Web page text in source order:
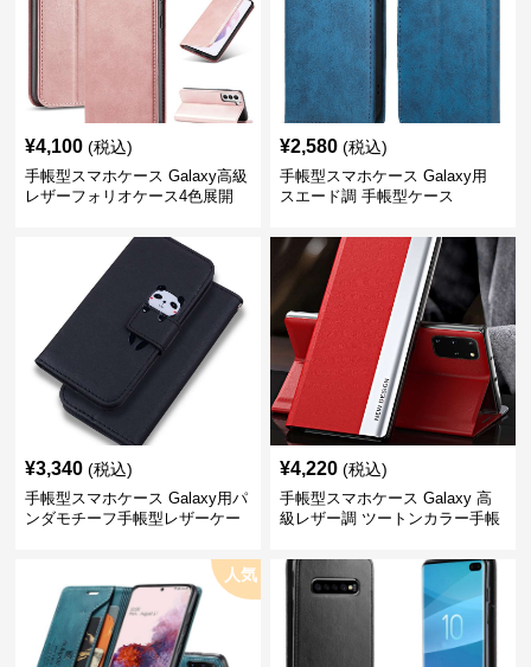
¥4,100 (税込)
手帳型スマホケース Galaxy高級
レザーフォリオケース4色展開
¥2,580 (税込)
手帳型スマホケース Galaxy用
スエード調 手帳型ケース
¥3,340 (税込)
手帳型スマホケース Galaxy用パ
ンダモチーフ手帳型レザーケー
¥4,220 (税込)
手帳型スマホケース Galaxy 高
級レザー調 ツートンカラー手帳
人気